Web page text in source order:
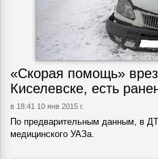
«Скорая помощь»
Киселевске, есть
в 18:41 10 янв 2015 г.
По предварительным данным, в
медицинского УАЗа.